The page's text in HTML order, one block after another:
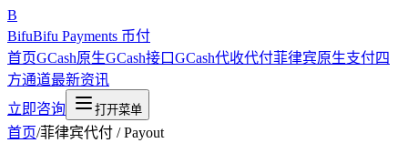
B
BifuBifu Payments 币付
首页GCash原生GCash接口GCash代收代付菲律宾原生支付四
方通道最新资讯
立即咨询
打开菜单
首页/菲律宾代付 / Payout